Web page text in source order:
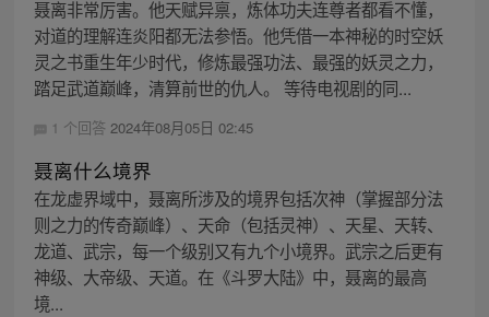
聂离非常厉害。他天赋异禀，炼体功夫连尊者都看不懂，
对道的理解连炎阳都无法参悟。他凭借一本神秘的时空妖
灵之书重生年少时代，修炼最强功法、最强的妖灵之力，
踏足武道巅峰，清算前世的仇人。 等待电视剧的同...
1 个回答 2024年08月05日 02:45
聂离什么境界
在龙虚界域中，聂离所涉及的境界包括次神（掌握部分法
则之力的传奇巅峰）、天命（包括灵神）、天星、天转、
龙道、武宗，每一个级别又有九个小境界。武宗之后更有
神级、大帝级、天道。在《斗罗大陆》中，聂离的最高
境...